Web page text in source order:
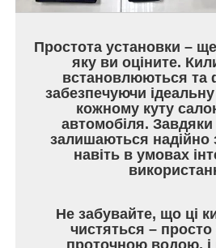
Простота установки –
яку ви оціните.
встановлюються та
забезпечуючи ідеальну
кожному куту
автомобіля.
залишаються надійно
навіть в умовах
Не забувайте, що ці
чистяться – просто